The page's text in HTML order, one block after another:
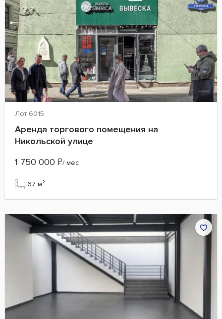
Лот 6015
Аренда торгового помещения на
Никольской улице
1 750 000 ₽/ мес
67 м²